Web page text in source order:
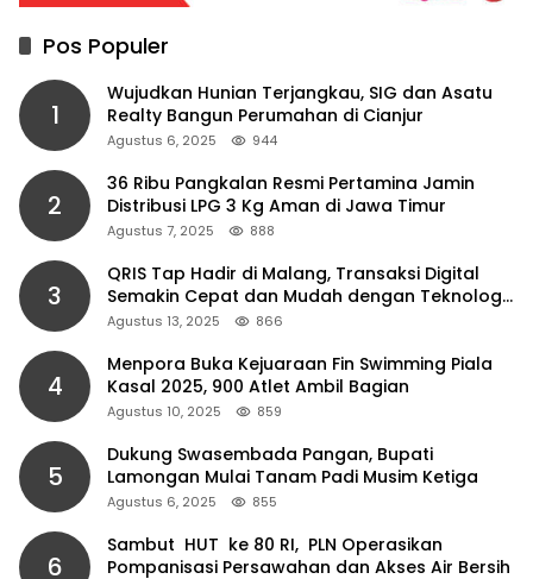
Pos Populer
1
Wujudkan Hunian Terjangkau, SIG dan Asatu
Realty Bangun Perumahan di Cianjur
Agustus 6, 2025 944
2
36 Ribu Pangkalan Resmi Pertamina Jamin
Distribusi LPG 3 Kg Aman di Jawa Timur
Agustus 7, 2025 888
3
QRIS Tap Hadir di Malang, Transaksi Digital
Semakin Cepat dan Mudah dengan Teknologi
NFC
Agustus 13, 2025 866
4
Menpora Buka Kejuaraan Fin Swimming Piala
Kasal 2025, 900 Atlet Ambil Bagian
Agustus 10, 2025 859
5
Dukung Swasembada Pangan, Bupati
Lamongan Mulai Tanam Padi Musim Ketiga
Agustus 6, 2025 855
6
Sambut HUT ke 80 RI, PLN Operasikan
Pompanisasi Persawahan dan Akses Air Bersih